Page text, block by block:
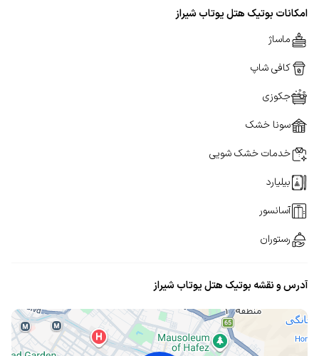
امکانات بوتیک هتل یوتاب شیراز
ماساژ
کافی شاپ
جکوزی
سونا خشک
خدمات خشک شویی
بیلیارد
آسانسور
رستوران
آدرس و نقشه بوتیک هتل یوتاب شیراز